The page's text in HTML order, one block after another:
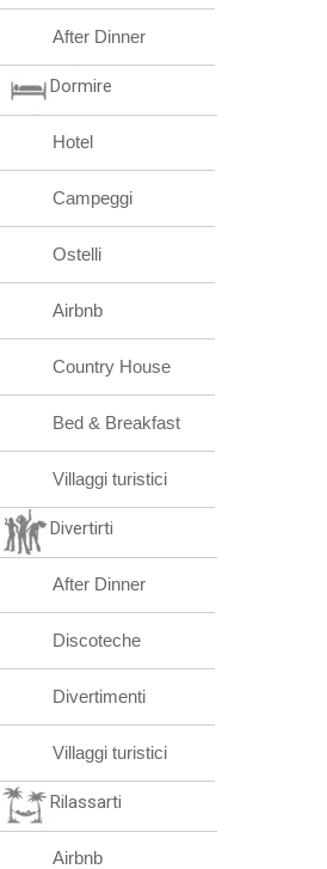
After Dinner
Dormire
Hotel
Campeggi
Ostelli
Airbnb
Country House
Bed & Breakfast
Villaggi turistici
Divertirti
After Dinner
Discoteche
Divertimenti
Villaggi turistici
Rilassarti
Airbnb